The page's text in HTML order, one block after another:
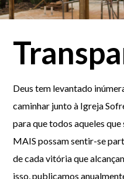
Deus tem levantado
caminhar junto à Igreja
para que todos aqueles
MAIS possam sentir-se
de cada vitória que
isso, publicamos